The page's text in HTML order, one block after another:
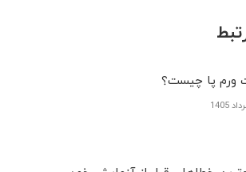
ورم پا چیست؟